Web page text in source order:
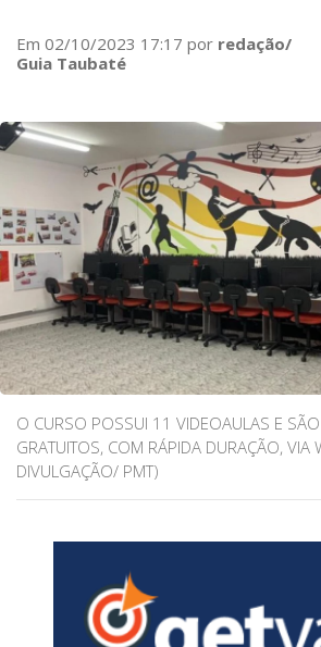
Em 02/10/2023 17:17 por redação/
Guia Taubaté
O CURSO POSSUI 11 VIDEOAULAS E
GRATUITOS, COM RÁPIDA DURAÇÃO, VIA
DIVULGAÇÃO/ PMT)